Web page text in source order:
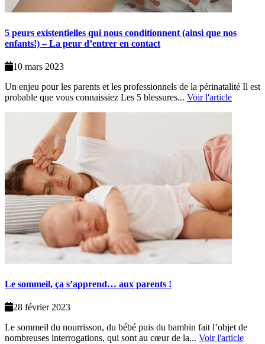
5 peurs existentielles qui nous conditionnent (ainsi que nos
enfants!) – La peur d’entrer en contact
10 mars 2023
Un enjeu pour les parents et les professionnels de la périnatalité Il est
probable que vous connaissiez Les 5 blessures... Voir l'article
Le sommeil, ça s’apprend… aux parents !
28 février 2023
Le sommeil du nourrisson, du bébé puis du bambin fait l’objet de
nombreuses interrogations, qui sont au cœur de la... Voir l'article